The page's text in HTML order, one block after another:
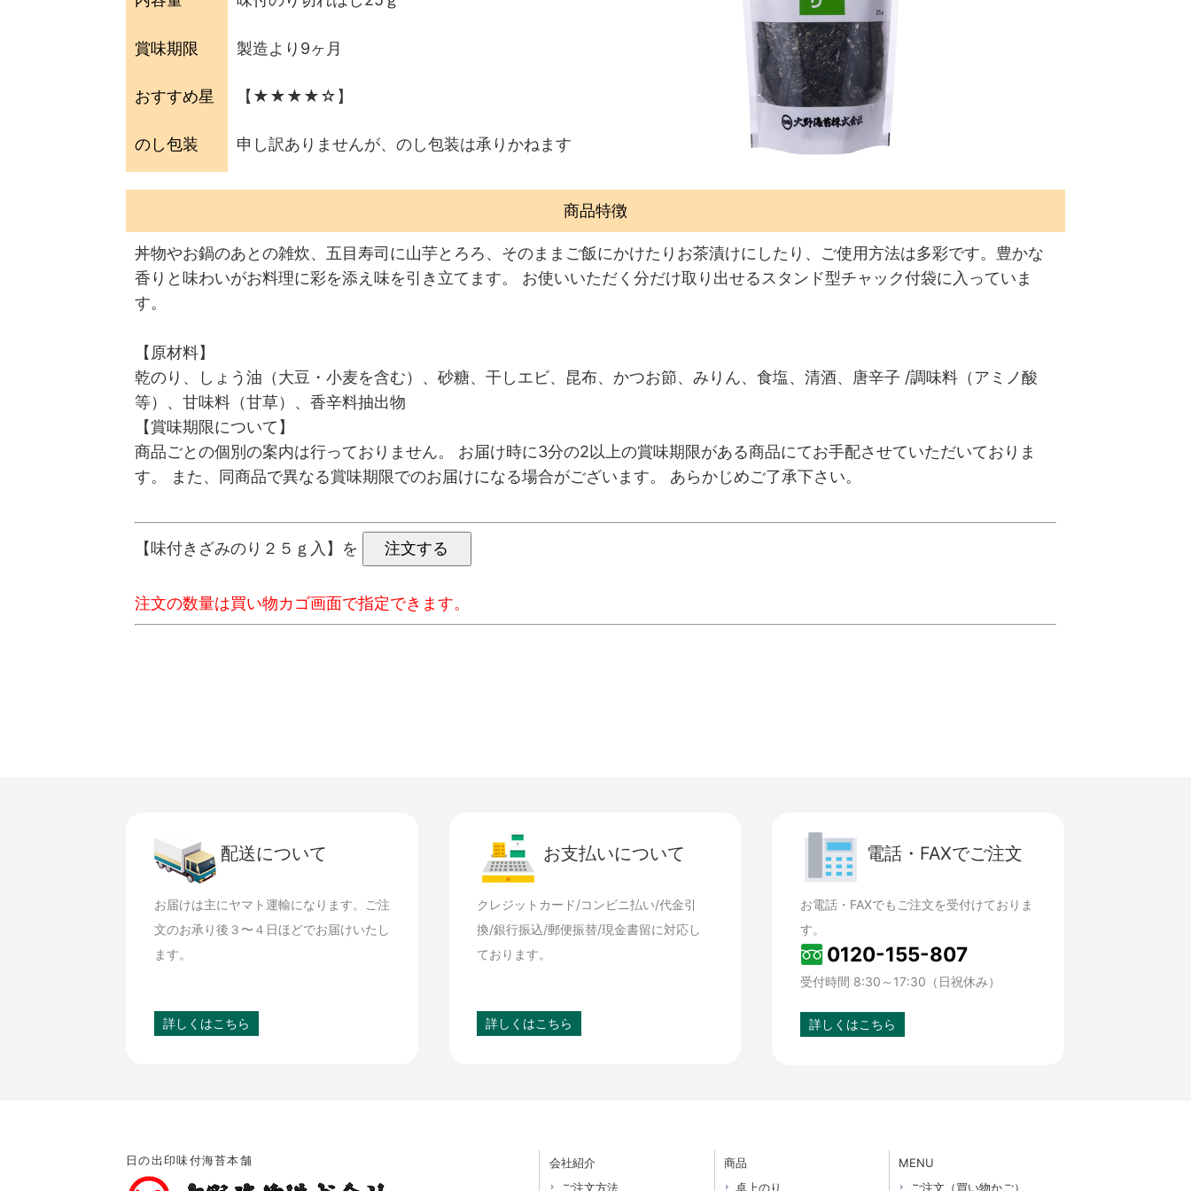
賞味期限 製造より9ヶ月
おすすめ星 【★★★★☆】
のし包装 申し訳ありませんが、のし包装は承りかねます
商品特徴
丼物やお鍋のあとの雑炊、五目寿司に山芋とろろ、そのままご飯にかけたりお茶漬けにしたり、ご使用方法は多彩です。豊かな
香りと味わいがお料理に彩を添え味を引き立てます。 お使いいただく分だけ取り出せるスタンド型チャック付袋に入っていま
す。
【原材料】
乾のり、しょう油（大豆・小麦を含む）、砂糖、干しエビ、昆布、かつお節、みりん、食塩、清酒、唐辛子 /調味料（アミノ酸
等）、甘味料（甘草）、香辛料抽出物
【賞味期限について】
商品ごとの個別の案内は行っておりません。 お届け時に3分の2以上の賞味期限がある商品にてお手配させていただいておりま
す。 また、同商品で異なる賞味期限でのお届けになる場合がございます。 あらかじめご了承下さい。
【味付きざみのり２５ｇ入】を
注文の数量は買い物カゴ画面で指定できます。
配送について
お届けは主にヤマト運輸になります。ご注
文のお承り後３〜４日ほどでお届けいたし
ます。
詳しくはこちら
お支払いについて
クレジットカード/コンビニ払い/代金引
換/銀行振込/郵便振替/現金書留に対応し
ております。
詳しくはこちら
電話・FAXでご注文
お電話・FAXでもご注文を受付けておりま
す。
0120-155-807
受付時間 8:30～17:30（日祝休み）
詳しくはこちら
日の出印味付海苔本舗
会社紹介
ご注文方法
商品
卓上のり
MENU
ご注文（買い物かご）